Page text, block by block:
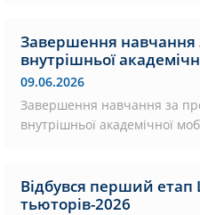
Завершення
внутрішньої
09.06.2026
Завершення навчання за
внутрішньої академічної
Відбувся перший
тьюторів-2026